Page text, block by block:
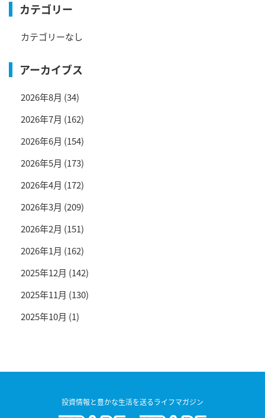
カテゴリー
カテゴリーなし
アーカイブス
2026年8月 (34)
2026年7月 (162)
2026年6月 (154)
2026年5月 (173)
2026年4月 (172)
2026年3月 (209)
2026年2月 (151)
2026年1月 (162)
2025年12月 (142)
2025年11月 (130)
2025年10月 (1)
投資情報と豊かな生活を送るライフマガジン